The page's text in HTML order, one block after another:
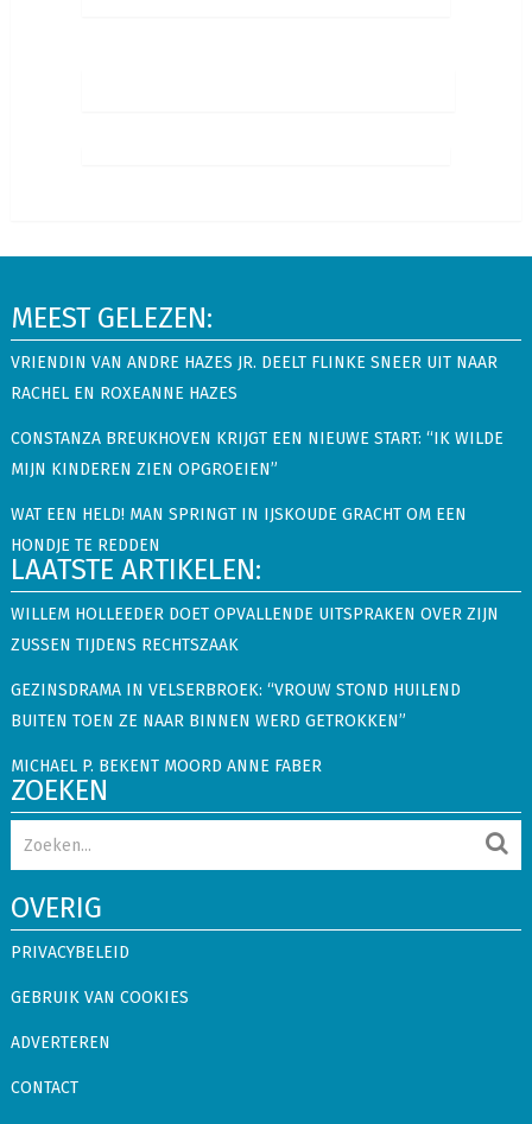
MEEST GELEZEN:
VRIENDIN VAN ANDRE HAZES JR. DEELT FLINKE SNEER UIT NAAR
RACHEL EN ROXEANNE HAZES
CONSTANZA BREUKHOVEN KRIJGT EEN NIEUWE START: “IK WILDE
MIJN KINDEREN ZIEN OPGROEIEN”
WAT EEN HELD! MAN SPRINGT IN IJSKOUDE GRACHT OM EEN
HONDJE TE REDDEN
LAATSTE ARTIKELEN:
WILLEM HOLLEEDER DOET OPVALLENDE UITSPRAKEN OVER ZIJN
ZUSSEN TIJDENS RECHTSZAAK
GEZINSDRAMA IN VELSERBROEK: “VROUW STOND HUILEND
BUITEN TOEN ZE NAAR BINNEN WERD GETROKKEN”
MICHAEL P. BEKENT MOORD ANNE FABER
ZOEKEN
OVERIG
PRIVACYBELEID
GEBRUIK VAN COOKIES
ADVERTEREN
CONTACT